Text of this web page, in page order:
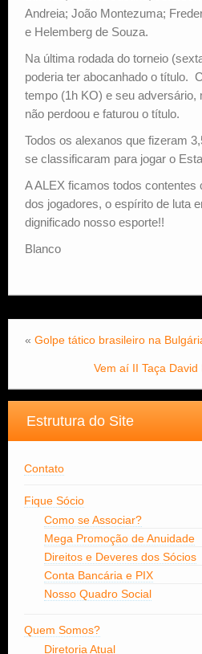
Andreia; João Montezuma;
e Helemberg de Souza.
Na última rodada do torneio
poderia ter abocanhado o título.
tempo (1h KO) e seu adversário,
não perdoou e faturou o título.
Todos os alexanos que fizeram
se classificaram para jogar o
A ALEX ficamos todos contentes
dos jogadores, o espírito de luta
dignificado nosso esporte!!
Blanco
« Golpe tático brasileiro na
Vem aí II Taça
Estrutura do Site
Contato
Fique Sócio
Como se Associar?
Mega Promoção de Anuidade
Direitos e Deveres dos Sócios
Conta Bancária e PIX
Nosso Quadro Social
Quem Somos?
Diretoria Atual